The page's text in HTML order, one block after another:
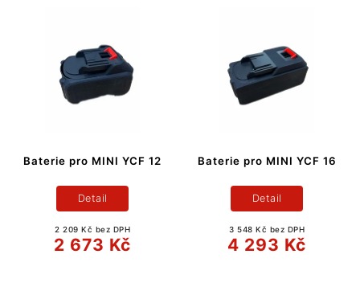
Baterie pro MINI YCF 12
2 209 Kč bez DPH
2 673 Kč
Detail
Baterie pro MINI YCF 16
3 548 Kč bez DPH
4 293 Kč
Detail